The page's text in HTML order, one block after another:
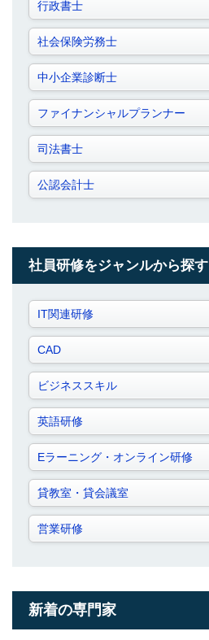
行政書士
社会保険労務士
中小企業診断士
ファイナンシャルプランナー
司法書士
公認会計士
社員研修をジャンルから探す
IT関連研修
CAD
ビジネススキル
英語研修
Eラーニング・オンライン研修
貸教室・貸会議室
営業研修
新着の専門家